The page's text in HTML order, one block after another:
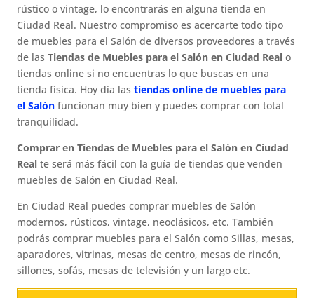
rústico o vintage, lo encontrarás en alguna tienda en
Ciudad Real. Nuestro compromiso es acercarte todo tipo
de muebles para el Salón de diversos proveedores a través
de lasTiendas de Muebles para el Salón en Ciudad Real o
tiendas online si no encuentras lo que buscas en una
tienda física. Hoy día lastiendas online de muebles para
el Salón funcionan muy bien y puedes comprar con total
tranquilidad.
Comprar en Tiendas de Muebles para el Salón en Ciudad
Real te será más fácil con la guía de tiendas que venden
muebles de Salón en Ciudad Real.
En Ciudad Real puedes comprar muebles de Salón
modernos, rústicos, vintage, neoclásicos, etc. También
podrás comprar muebles para el Salón como Sillas, mesas,
aparadores, vitrinas, mesas de centro, mesas de rincón,
sillones, sofás, mesas de televisión y un largo etc.